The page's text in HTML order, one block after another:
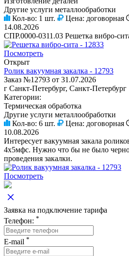
Другие услуги металлообработки
Кол-во: 1 шт. Цена: договорная
14.08.2026
СПР.0000-0311.03 Решетка вибро-
Посмотреть
Открыт
Ролик вакуумная закалка - 12793
Заказ №12793 от 31.07.2026
г Санкт-Петербург, Санкт-Петербург
Категории:
Термическая обработка
Другие услуги металлообработки
Кол-во: 6 шт. Цена: договорная
10.08.2026
Интересует вакуумная закала
4х5мфс. Нужно что бы не было
проведения закалки.
Посмотреть
Заявка на подключение тарифа
Телефон: *
E-mail *